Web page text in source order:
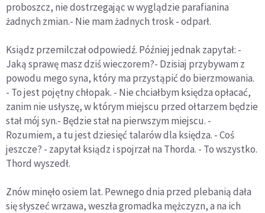
proboszcz, nie dostrzegając w wyglądzie parafianina
żadnych zmian.- Nie mam żadnych trosk - odparł.
Ksiądz przemilczał odpowiedź. Później jednak zapytał: -
Jaką sprawę masz dziś wieczorem?- Dzisiaj przybywam z
powodu mego syna, który ma przystąpić do bierzmowania.
- To jest pojętny chłopak. - Nie chciałbym księdza opłacać,
zanim nie usłyszę, w którym miejscu przed ołtarzem będzie
stał mój syn.- Będzie stał na pierwszym miejscu. -
Rozumiem, a tu jest dziesięć talarów dla księdza. - Coś
jeszcze? - zapytał ksiądz i spojrzał na Thorda. - To wszystko.
Thord wyszedł.
Znów minęło osiem lat. Pewnego dnia przed plebanią dała
się słyszeć wrzawa, weszła gromadka mężczyzn, a na ich